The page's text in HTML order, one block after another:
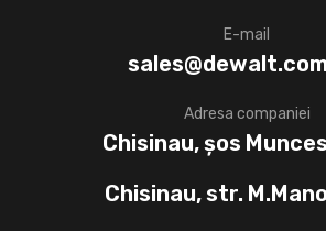
E-mail
Adresa companiei
Chisinau, șos
Chisinau, str.